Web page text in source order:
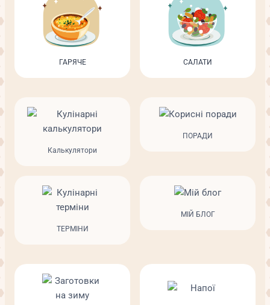
ГАРЯЧЕ САЛАТИ
Калькулятори
ПОРАДИ
ТЕРМІНИ
МІЙ БЛОГ